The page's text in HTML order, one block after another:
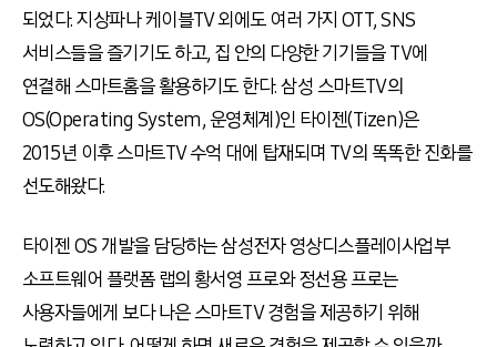
되었다. 지상파나 케이블TV 외에도 여러 가지 OTT, SNS
서비스들을 즐기기도 하고, 집 안의 다양한 기기들을 TV에
연결해 스마트홈을 활용하기도 한다. 삼성 스마트TV의
OS(Operating System, 운영체계)인 타이젠(Tizen)은
2015년 이후 스마트TV 수억 대에 탑재되며 TV의 똑똑한 진화를
선도해왔다.
타이젠 OS 개발을 담당하는 삼성전자 영상디스플레이사업부
소프트웨어 플랫폼 랩의 황서영 프로와 정선용 프로는
사용자들에게 보다 나은 스마트TV 경험을 제공하기 위해